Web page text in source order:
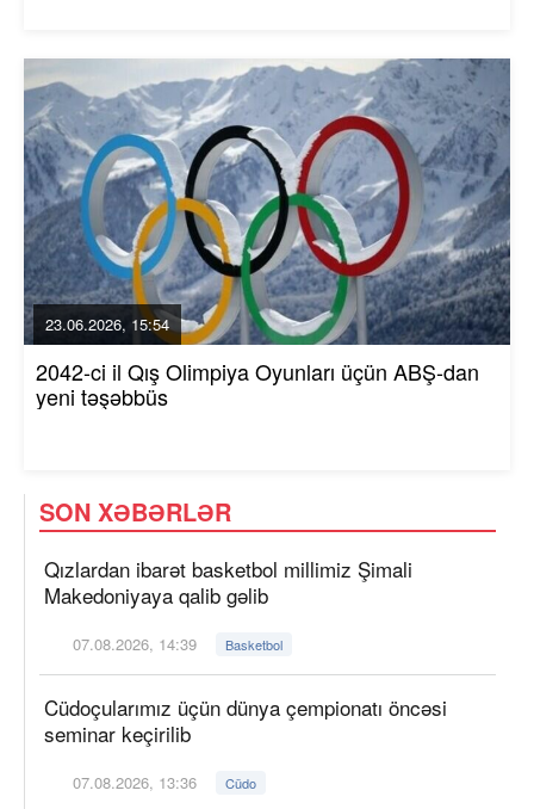
23.06.2026, 15:54
2042-ci il Qış Olimpiya Oyunları üçün ABŞ-dan
yeni təşəbbüs
SON XƏBƏRLƏR
Qızlardan ibarət basketbol millimiz Şimali
Makedoniyaya qalib gəlib
07.08.2026, 14:39 Basketbol
Cüdoçularımız üçün dünya çempionatı öncəsi
seminar keçirilib
07.08.2026, 13:36 Cüdo